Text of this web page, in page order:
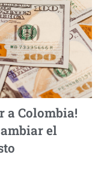
a Colombia!
el